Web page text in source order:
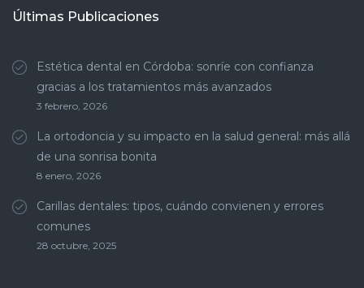
Últimas Publicaciones
Estética dental en Córdoba: sonríe con confianza
gracias a los tratamientos más avanzados
3 febrero, 2026
La ortodoncia y su impacto en la salud general: más allá
de una sonrisa bonita
8 enero, 2026
Carillas dentales: tipos, cuándo convienen y errores
comunes
28 octubre, 2025